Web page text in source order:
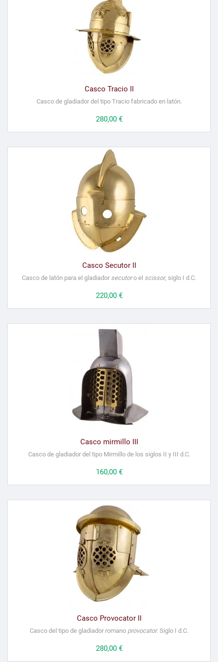
Casco Tracio II
Casco de gladiador del tipo Tracio fabricado en latón.
Precio
280,00 €
Casco Secutor II
Casco de latón para el gladiador secutoro el scissor, siglo I d.C.
Precio
220,00 €
Casco mirmillo III
Casco de gladiador del tipo Mirmillo de los siglos II y III d.C.
Precio
160,00 €
Casco Provocator II
Casco del tipo de gladiador romano provocator. Siglo I d.C.
Precio
280,00 €